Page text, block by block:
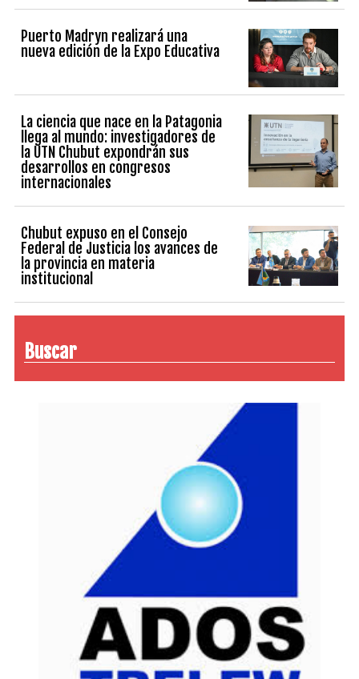
Puerto Madryn realizará una
nueva edición de la Expo Educativa
La ciencia que nace en la Patagonia
llega al mundo: investigadores de
la UTN Chubut expondrán sus
desarrollos en congresos
internacionales
Chubut expuso en el Consejo
Federal de Justicia los avances de
la provincia en materia
institucional
Buscar